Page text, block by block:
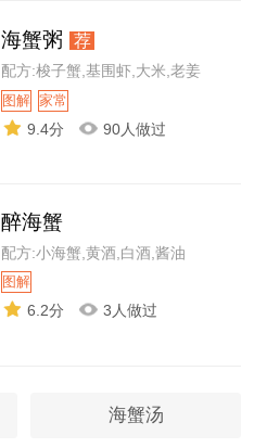
海蟹粥 荐
配方:梭子蟹,基围虾,大米,老姜
图解 家常
9.4分 90人做过
醉海蟹
配方:小海蟹,黄酒,白酒,酱油
图解
6.2分 3人做过
海蟹汤